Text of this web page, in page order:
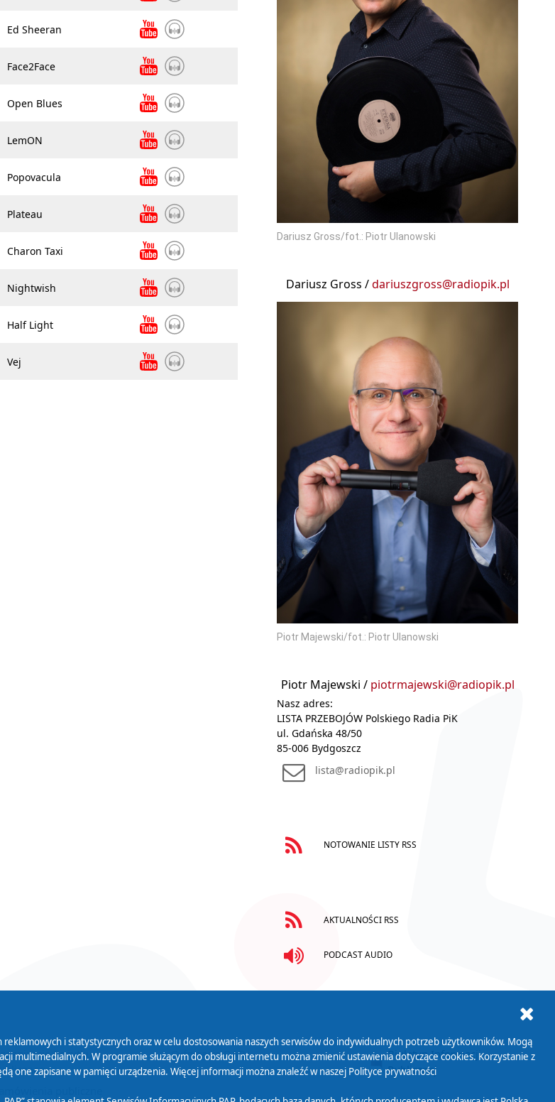
Ed Sheeran
Face2Face
Open Blues
LemON
Popovacula
Plateau
Charon Taxi
Nightwish
Half Light
Vej
Dariusz Gross/fot.: Piotr Ulanowski
Dariusz Gross /dariuszgross@radiopik.pl
Piotr Majewski/fot.: Piotr Ulanowski
Piotr Majewski / piotrmajewski@radiopik.pl
Nasz adres:
LISTA PRZEBOJÓW Polskiego Radia PiK
ul. Gdańska 48/50
85-006 Bydgoszcz
lista@radiopik.pl
NOTOWANIE LISTY RSS
AKTUALNOŚCI RSS
PODCAST AUDIO
Pożytku
Cyfryzacja DAB+
Biuletyn Informacji
Publicznej
i statystycznych oraz w celu dostosowania naszych serwisów do indywidualnych potrzeb użytkowników. Mogą
multimedialnych. W programie służącym do obsługi internetu można zmienić ustawienia dotyczące cookies. Korzystanie z
one zapisane w pamięci urządzenia. Więcej informacji można znaleźć w naszej Polityce prywatności